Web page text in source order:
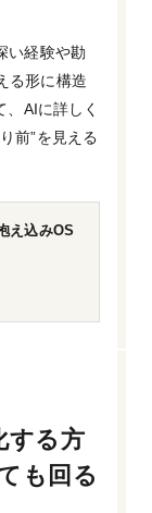
い経験や勘
る形に構造
AIに詳しく
前”を見える
え込みOS
する方
も回る